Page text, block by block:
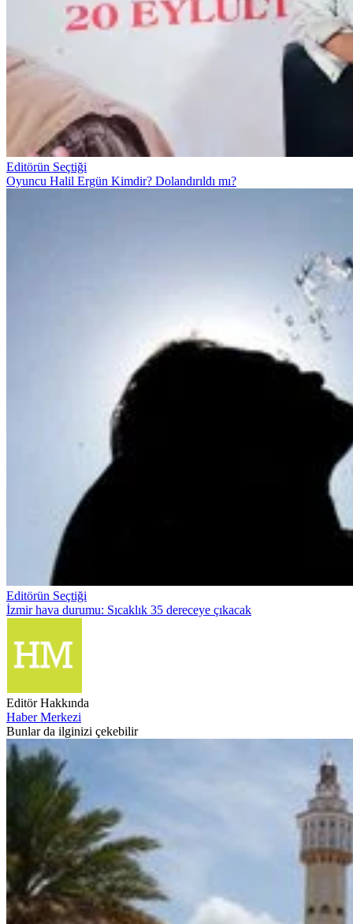
Editörün Seçtiği
Oyuncu Halil Ergün Kimdir? Dolandırıldı mı?
Editörün Seçtiği
İzmir hava durumu: Sıcaklık 35 dereceye çıkacak
Editör Hakkında
Haber Merkezi
Bunlar da ilginizi çekebilir